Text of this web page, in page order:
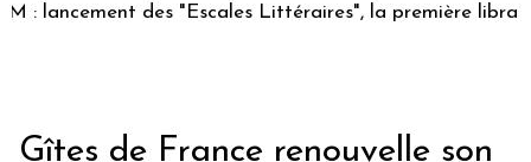
lancement des "Escales Littéraires", la première librairie
Gîtes de France renouvelle son